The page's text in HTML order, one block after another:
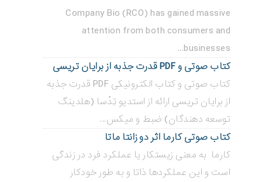
Company Bio (RCO) has gained massive
attention from both consumers and
businesses...
کتاب صوتی و PDF قدرت جذبه از برایان تریسی
کتاب صوتی و کتاب الکترونیکی PDF قدرت جذبه
از برایان تریسی ارائه از استدیو تِدْسا (هلدینگ
توسعه دهندگان) ضبط و میکس...
کتاب صوتی کارما اثر دو زانتا ماتا
کارما به معنی زیستکار یا عملکرد فرد در زندگی
است و این عملکردها ذاتا و به طور خودکار